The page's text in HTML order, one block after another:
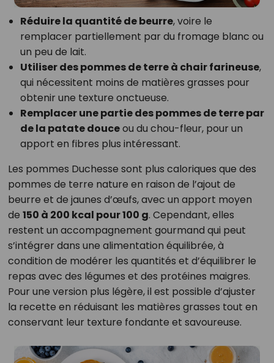
Réduire la quantité de beurre, voire le
remplacer partiellement par du fromage blanc ou
un peu de lait.
Utiliser des pommes de terre à chair farineuse,
qui nécessitent moins de matières grasses pour
obtenir une texture onctueuse.
Remplacer une partie des pommes de terre par
de la patate douceou du chou-fleur, pour un
apport en fibres plus intéressant.
Les pommes Duchesse sont plus caloriques que des
pommes de terre nature en raison de l’ajout de
beurre et de jaunes d’œufs, avec un apport moyen
de 150 à 200 kcal pour 100 g. Cependant, elles
restent un accompagnement gourmand qui peut
s’intégrer dans une alimentation équilibrée, à
condition de modérer les quantités et d’équilibrer le
repas avec des légumes et des protéines maigres.
Pour une version plus légère, il est possible d’ajuster
la recette en réduisant les matières grasses tout en
conservant leur texture fondante et savoureuse.